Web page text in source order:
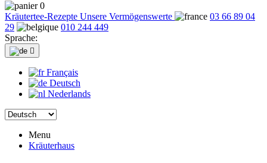
0
Kräutertee-Rezepte Unsere Vermögenswerte
03 66 89 04
29
010 244 449
Sprache:

Français
Deutsch
Nederlands
Menu
Kräuterhaus